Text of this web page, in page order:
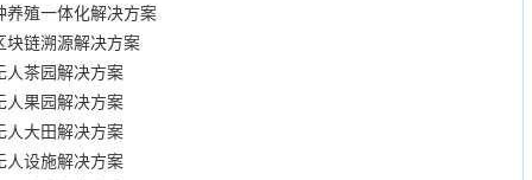
养殖一体化解决方案
块链溯源解决方案
人茶园解决方案
人果园解决方案
人大田解决方案
人设施解决方案